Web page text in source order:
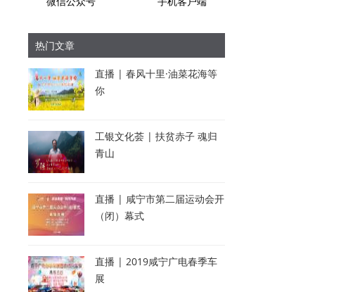
热门文章
直播 | 春风十里·油菜花海等
你
工银文化荟 | 扶贫赤子 魂归
青山
直播 | 咸宁市第二届运动会开
（闭）幕式
直播 | 2019咸宁广电春季车
展